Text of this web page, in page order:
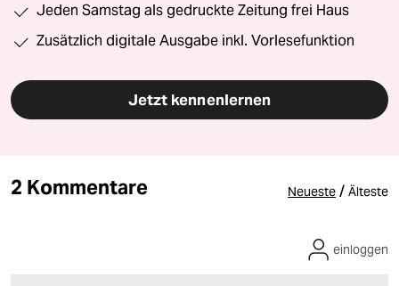
Jeden Samstag als gedruckte Zeitung frei Haus
Zusätzlich digitale Ausgabe inkl. Vorlesefunktion
Jetzt kennenlernen
2 Kommentare Neueste / Älteste
einloggen